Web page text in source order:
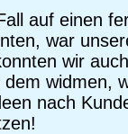
auf einen
war
wir
widmen,
nach